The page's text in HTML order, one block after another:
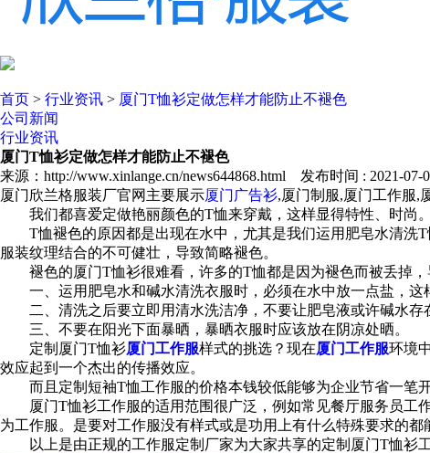
首页 > 行业资讯 > 厦门T恤衫定做怎样才能防止不褪色
公司新闻
行业资讯
厦门T恤衫定做怎样才能防止不褪色
来源：http://www.xinlange.cn/news644868.html 发布时间 : 2021-07-
厦门欣兰格服装厂官网主要展示厦门广告衫,厦门制服,厦门工作服,
我们都喜爱定做艳丽颜色的T恤来穿戴，这样显得特性、时尚
T恤褪色的原因都是出现在水中，尤其是我们运用肥皂水清洗T
服装纹理结合的不可健壮，导致简略褪色。
褪色的厦门T恤衫很难看，许多的T恤都是因为褪色而被丢掉，
一、运用肥皂水和碱水清洗衣服时，必须在水中放一点盐，这
二、清洗之后要立即用清水洗洁净，不要让肥皂液或许碱水存
三、不要在阳光下面暴晒，暴晒衣服时应该放在阴凉处晒。
定制厦门T恤衫厦门工作服样式的挑选？现在厦门工作服环境
效应起到一个杰出的传播效应。
而且定制短袖T恤工作服的价格本钱较低能够为企业节省一笔开
厦门T恤衫工作服的适用范围很广泛，例如常见餐厅服务员工
为工作服。是要对工作服没有样式或是功用上有什么特殊要求的都
以上是由正规的工作服定制厂家为大家共享的定制厦门T恤衫